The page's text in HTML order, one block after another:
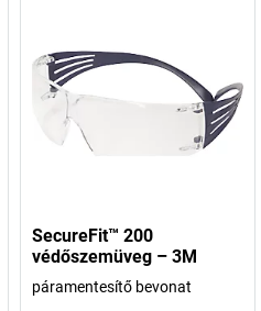
SecureFit™ 200
védőszemüveg – 3M
páramentesítő bevonat